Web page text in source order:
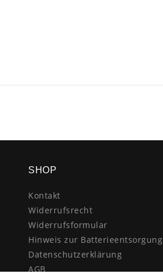
SHOP
Kontakt
Widerrufsrecht
Widerrufsformular
Hinweis zur Batterieentsorgung
Datenschutzerklärung
AGB